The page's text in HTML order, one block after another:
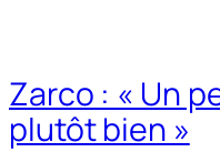
Zarco : « Un
plutôt bien »